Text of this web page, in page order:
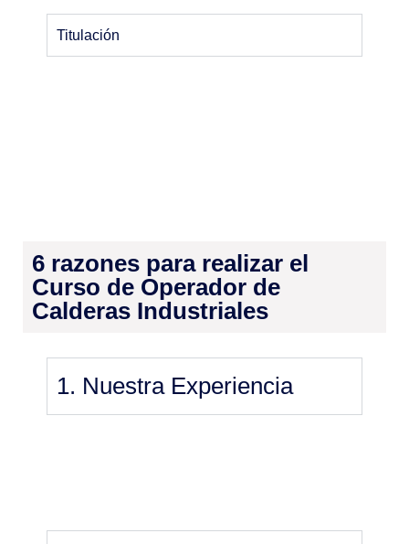
Titulación
6 razones para realizar el
Curso de Operador de
Calderas Industriales
1. Nuestra Experiencia